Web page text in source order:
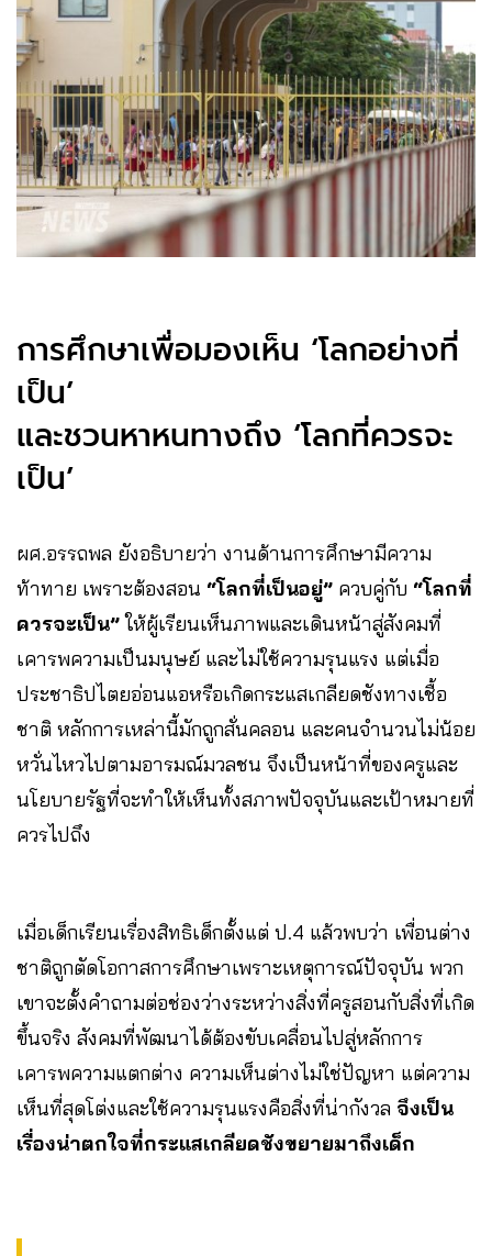
การศึกษาเพื่อมองเห็น ‘โลกอย่างที่
เป็น’
และชวนหาหนทางถึง ‘โลกที่ควรจะ
เป็น’
ผศ.อรรถพล ยังอธิบายว่า งานด้านการศึกษามีความ
ท้าทาย เพราะต้องสอน “โลกที่เป็นอยู่” ควบคู่กับ “โลกที่
ควรจะเป็น”ให้ผู้เรียนเห็นภาพและเดินหน้าสู่สังคมที่
เคารพความเป็นมนุษย์ และไม่ใช้ความรุนแรง แต่เมื่อ
ประชาธิปไตยอ่อนแอหรือเกิดกระแสเกลียดชังทางเชื้อ
ชาติ หลักการเหล่านี้มักถูกสั่นคลอน และคนจำนวนไม่น้อย
หวั่นไหวไปตามอารมณ์มวลชน จึงเป็นหน้าที่ของครูและ
นโยบายรัฐที่จะทำให้เห็นทั้งสภาพปัจจุบันและเป้าหมายที่
ควรไปถึง
เมื่อเด็กเรียนเรื่องสิทธิเด็กตั้งแต่ ป.4 แล้วพบว่า เพื่อนต่าง
ชาติถูกตัดโอกาสการศึกษาเพราะเหตุการณ์ปัจจุบัน พวก
เขาจะตั้งคำถามต่อช่องว่างระหว่างสิ่งที่ครูสอนกับสิ่งที่เกิด
ขึ้นจริง สังคมที่พัฒนาได้ต้องขับเคลื่อนไปสู่หลักการ
เคารพความแตกต่าง ความเห็นต่างไม่ใช่ปัญหา แต่ความ
เห็นที่สุดโต่งและใช้ความรุนแรงคือสิ่งที่น่ากังวล จึงเป็น
เรื่องน่าตกใจที่กระแสเกลียดชังขยายมาถึงเด็ก